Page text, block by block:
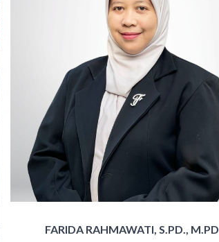
FARIDA RAHMAWATI, S.PD., M.PD.